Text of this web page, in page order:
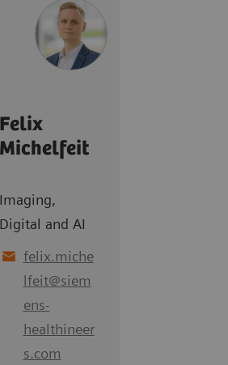
Felix
Michelfeit
Imaging,
Digital and AI
felix.miche
lfeit@siem
ens-
healthineer
s.com